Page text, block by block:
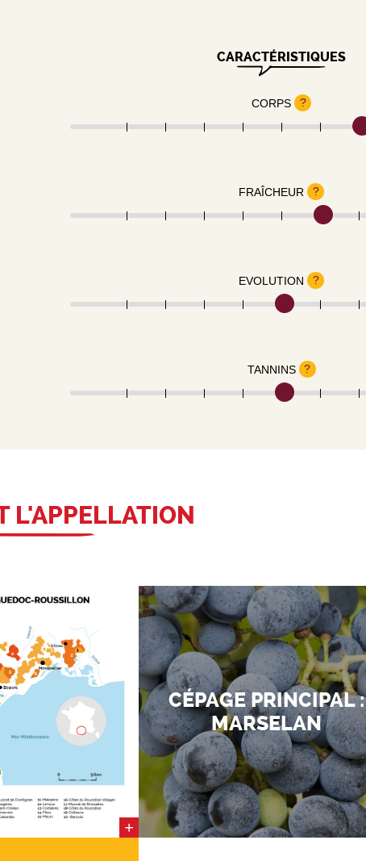
CARACTÉRISTIQUES
CORPS ?
FRAÎCHEUR ?
EVOLUTION ?
TANNINS ?
L'APPELLATION
+
CÉPAGE PRINCIPAL :
MARSELAN